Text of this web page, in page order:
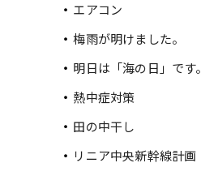
エアコン
梅雨が明けました。
明日は「海の日」です。
熱中症対策
田の中干し
リニア中央新幹線計画